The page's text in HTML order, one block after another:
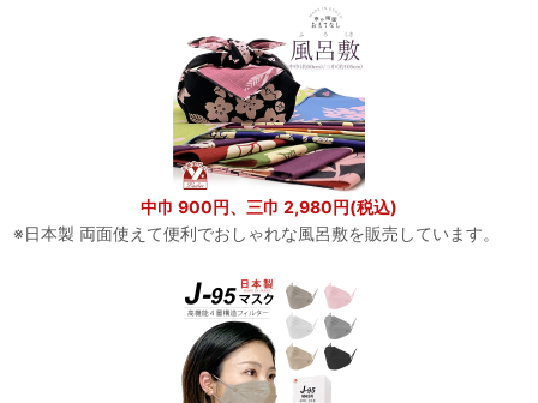
中巾 900円、三巾 2,980円(税込)
※日本製 両面使えて便利でおしゃれな風呂敷を販売しています。